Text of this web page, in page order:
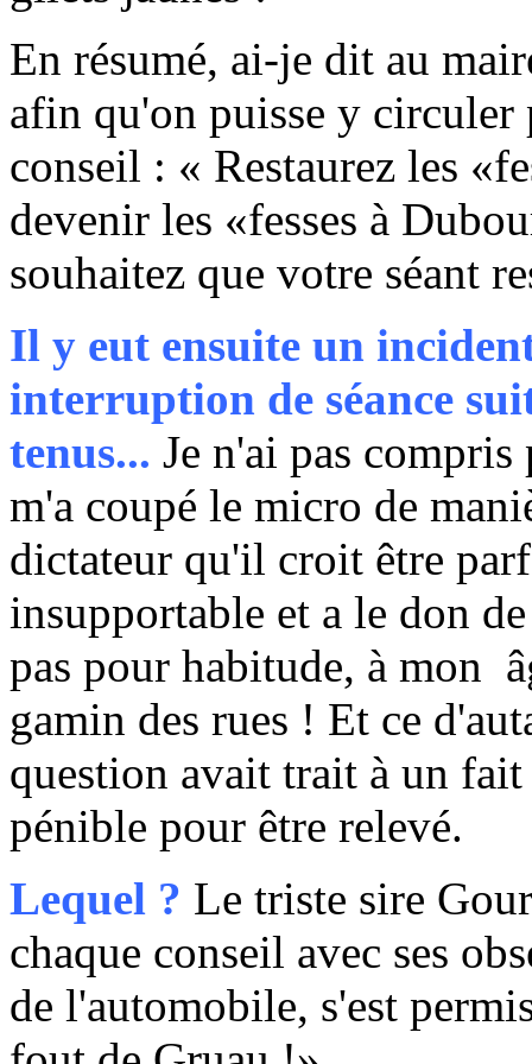
En résumé, ai-je dit au
afin qu'on puisse y
conseil : « Restaurez les
devenir les «fesses à
souhaitez que votre séant
Il y eut ensuite un
interruption de séance
tenus... Je n'ai pas
m'a coupé le micro de
dictateur qu'il croit être
insupportable et a le don
pas pour habitude, à mon
gamin des rues ! Et ce
question avait trait à un
pénible pour être relevé.
Lequel ? Le triste sire
chaque conseil avec ses
de l'automobile, s'est